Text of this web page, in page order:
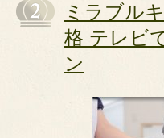
ミラブル
格 テレビ
ン